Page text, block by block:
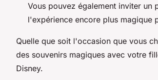
Vous pouvez également inviter un
l'expérience encore plus magique
Quelle que soit l'occasion que vous
des souvenirs magiques avec votre
Disney.